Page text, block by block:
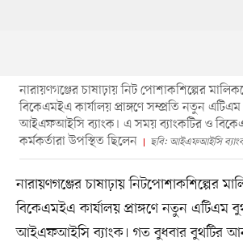
নারায়ণগঞ্জের চাষাঢ়ায় নিট পোশাকশিল্পের
বিকেএমইএ কার্যালয় প্রাঙ্গণে সম্প্রতি নতুন
আইএফআইসি ব্যাংক। এ সময় ব্যাংকটির ও
কর্মকর্তারা উপস্থিত ছিলেন
ছবি: আইএফআইসি
নারায়ণগঞ্জের চাষাঢ়ায় নিটপোশাকশিল্পের
বিকেএমইএ কার্যালয় প্রাঙ্গণে নতুন এটিএম
আইএফআইসি ব্যাংক। গত বুধবার বুথটির